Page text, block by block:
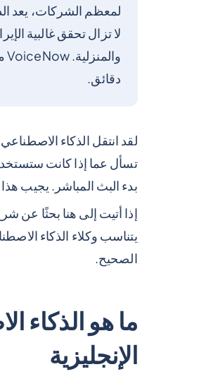
لمعظم الشركات، يعد
لا تزال تحقق غالبية
دقائق.
تسأل عما إذا كانت
بدء البث المباشر. يجيب هذا
إذا أتيت إلى هنا بحثًا عن
يتناسب وكلاء الذكاء
الصحيح.
ما هو الذكاء
الإنجليزية